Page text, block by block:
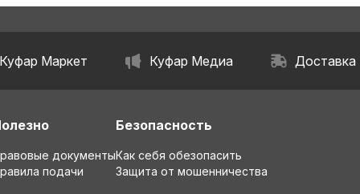
Маркет Куфар Медиа Доставка
документы
подачи
Безопасность
Как себя обезопасить
Защита от мошенничества